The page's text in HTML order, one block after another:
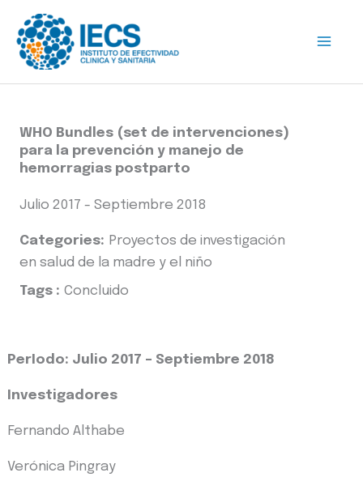
contenido
WHO Bundles (set de intervenciones)
para la prevención y manejo de
hemorragias postparto
Julio 2017 - Septiembre 2018
Categories: Proyectos de investigación
en salud de la madre y el niño
Tags : Concluido
PerIodo: Julio 2017 – Septiembre 2018
Investigadores
Fernando Althabe
Verónica Pingray